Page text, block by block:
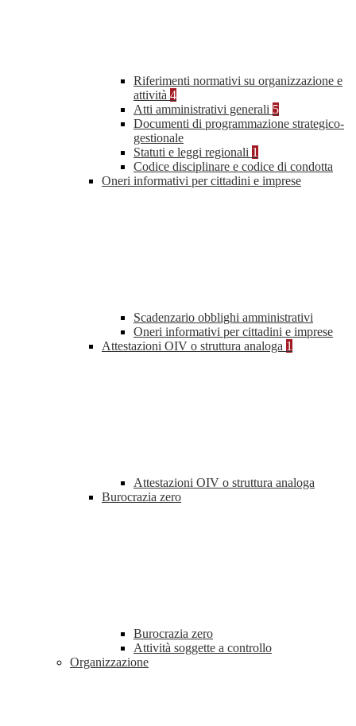
Riferimenti normativi su organizzazione e
attività 4
Atti amministrativi generali 5
Documenti di programmazione strategico-
gestionale
Statuti e leggi regionali 1
Codice disciplinare e codice di condotta
Oneri informativi per cittadini e imprese
Scadenzario obblighi amministrativi
Oneri informativi per cittadini e imprese
Attestazioni OIV o struttura analoga 1
Attestazioni OIV o struttura analoga
Burocrazia zero
Burocrazia zero
Attività soggette a controllo
Organizzazione